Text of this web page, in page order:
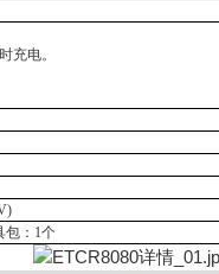
充电。
包：1个